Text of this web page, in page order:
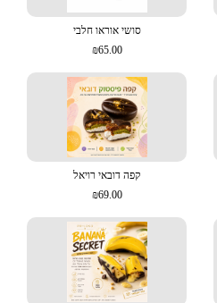
סושי אוראו חלבי
₪65.00
קפה דובאי רויאל
₪69.00